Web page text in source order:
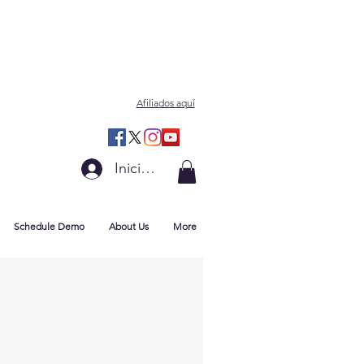
Afiliados aquí
Iniciar sesión
Schedule Demo About Us More